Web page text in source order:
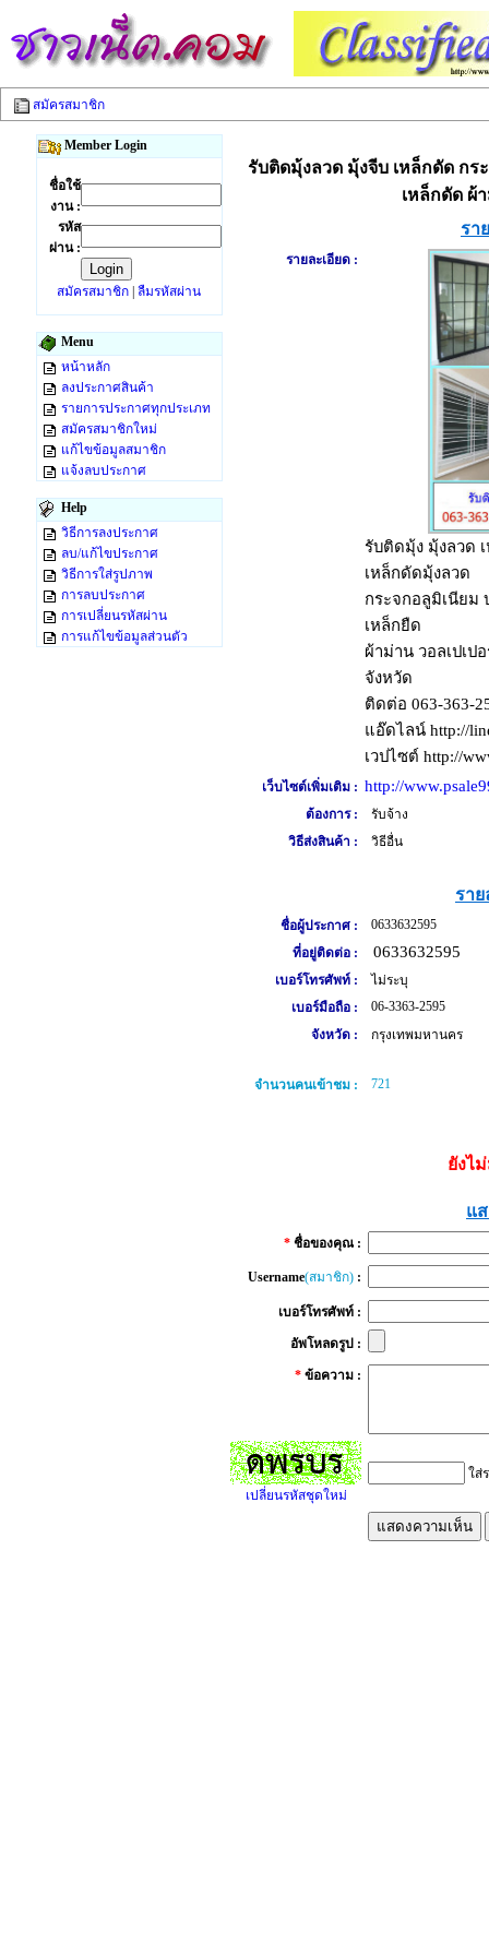
สมัครสมาชิก
Member Login
ชื่อใช้
งาน :
รหัส
ผ่าน :
สมัครสมาชิก ลืมรหัสผ่าน
Menu
หน้าหลัก
ลงประกาศสินค้า
รายการประกาศทุกประเภท
สมัครสมาชิกใหม่
แก้ไขข้อมูลสมาชิก
แจ้งลบประกาศ
Help
วิธีการลงประกาศ
ลบ/แก้ไขประกาศ
วิธีการใส่รูปภาพ
การลบประกาศ
การเปลี่ยนรหัสผ่าน
การแก้ไขข้อมูลส่วนตัว
รับติดมุ้งลวด มุ้งจีบ เหล็กดัด กร
เหล็กดัด ผ้
รา
รายละเอียด :
รับติดมุ้ง มุ้งลวด
เหล็กดัดมุ้งลวด
กระจกอลูมิเนียม
เหล็กยืด
ผ้าม่าน วอลเปเป
จังหวัด
ติดต่อ 063-363-
แอ๊ดไลน์ http://
เวปไซต์ http://
เว็บไซต์เพิ่มเติม : http://
ต้องการ :
รับจ้าง
วิธีส่งสินค้า :
วิธีอื่น
ราย
ชื่อผู้ประกาศ :
0633632595
ที่อยู่ติดต่อ :
0633632595
เบอร์โทรศัพท์ :
ไม่ระบุ
เบอร์มือถือ :
06-3363-2595
จังหวัด :
กรุงเทพมหานคร
จำนวนคนเข้าชม : 721
ยังไ
แ
* ชื่อของคุณ :
Username(สมาชิก) :
เบอร์โทรศัพท์ :
อัพโหลดรูป :
* ข้อความ :
เปลี่ยนรหัสชุดใหม่
ใส่